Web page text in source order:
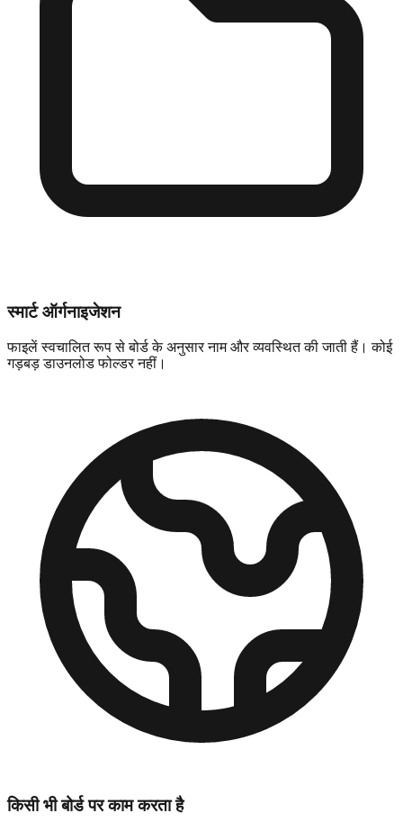
स्मार्ट ऑर्गनाइजेशन
फाइलें स्वचालित रूप से बोर्ड के अनुसार नाम और व्यवस्थित की जाती हैं। कोई
गड़बड़ डाउनलोड फोल्डर नहीं।
किसी भी बोर्ड पर काम करता है